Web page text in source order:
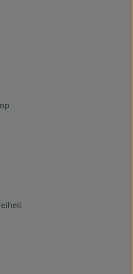
www.instagram.com/
zu https://www.facebook.com/